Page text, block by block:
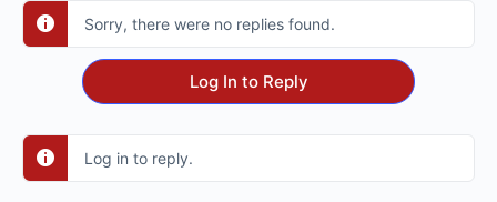
Sorry, there were no replies found.
Log In to Reply
Log in to reply.